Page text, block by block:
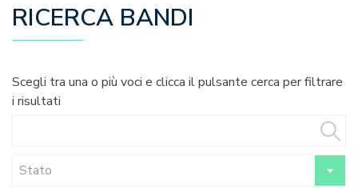
RICERCA BANDI
Scegli tra una o più voci e clicca il pulsante cerca per filtrare
i risultati
Stato